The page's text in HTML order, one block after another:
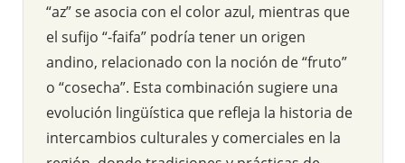
“az” se asocia con el color azul, mientras que
el sufijo “-faifa” podría tener un origen
andino, relacionado con la noción de “fruto”
o “cosecha”. Esta combinación sugiere una
evolución lingüística que refleja la historia de
intercambios culturales y comerciales en la